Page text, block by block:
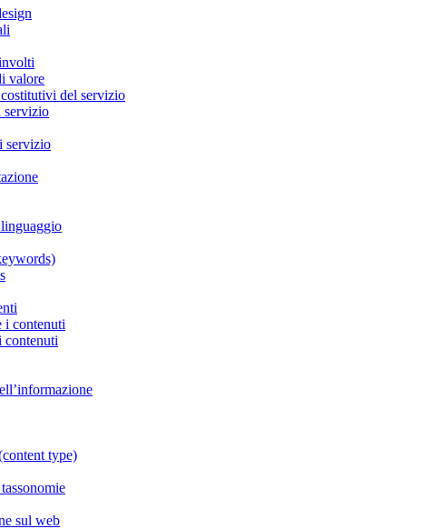
valore
del servizio
servizio
servizio
i contenuti
contenuti
type)
sul web